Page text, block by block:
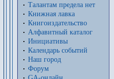
Талантам предела нет
Книжная лавка
Книгоиздательство
Алфавитный каталог
Инициативы
Календарь событий
Наш город
Форум